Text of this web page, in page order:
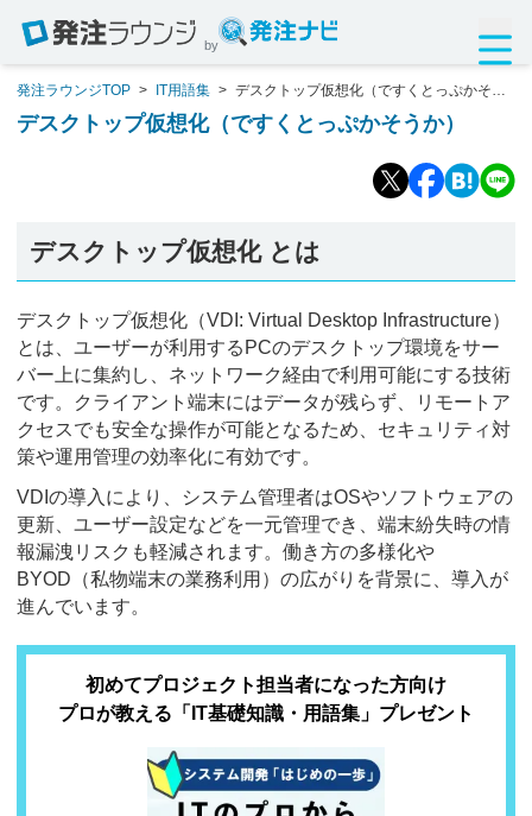
by
発注ラウンジTOP > IT用語集 > デスクトップ仮想化（ですくとっぷかそう
か）
デスクトップ仮想化（ですくとっぷかそうか）
デスクトップ仮想化 とは
デスクトップ仮想化（VDI: Virtual Desktop Infrastructure）
とは、ユーザーが利用するPCのデスクトップ環境をサー
バー上に集約し、ネットワーク経由で利用可能にする技術
です。クライアント端末にはデータが残らず、リモートア
クセスでも安全な操作が可能となるため、セキュリティ対
策や運用管理の効率化に有効です。
VDIの導入により、システム管理者はOSやソフトウェアの
更新、ユーザー設定などを一元管理でき、端末紛失時の情
報漏洩リスクも軽減されます。働き方の多様化や
BYOD（私物端末の業務利用）の広がりを背景に、導入が
進んでいます。
初めてプロジェクト担当者になった方向け
プロが教える「IT基礎知識・用語集」プレゼント